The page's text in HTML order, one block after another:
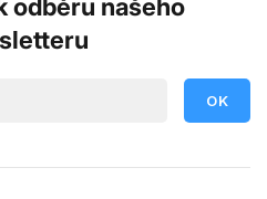
odběru našeho